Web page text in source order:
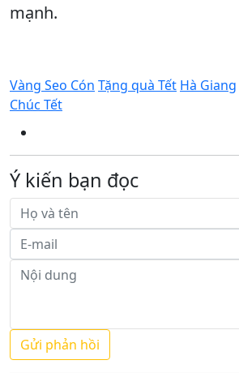
mạnh.
Vàng Seo Cón Tặng quà Tết Hà Giang
Chúc Tết
Ý kiến bạn đọc